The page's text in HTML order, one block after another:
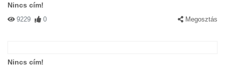
Nincs cím!
9229 0 Megosztás
Nincs cím!